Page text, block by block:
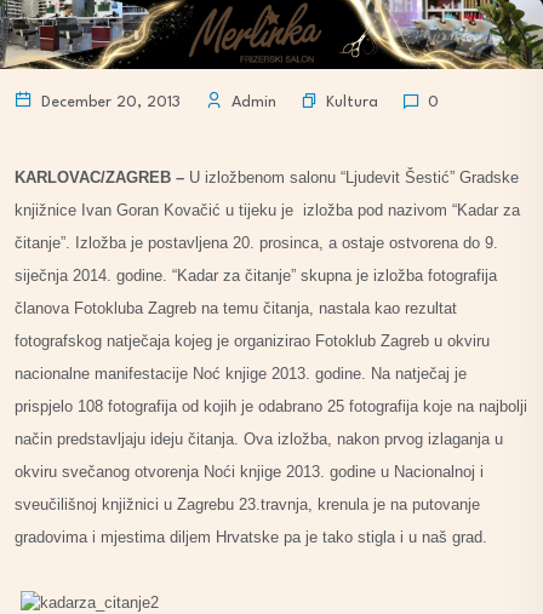
December 20, 2013 Admin Kultura 0
KARLOVAC/ZAGREB – U izložbenom salonu “Ljudevit Šestić” Gradske
knjižnice Ivan Goran Kovačić u tijeku je izložba pod nazivom “Kadar za
čitanje”. Izložba je postavljena 20. prosinca, a ostaje ostvorena do 9.
siječnja 2014. godine. “Kadar za čitanje” skupna je izložba fotografija
članova Fotokluba Zagreb na temu čitanja, nastala kao rezultat
fotografskog natječaja kojeg je organizirao Fotoklub Zagreb u okviru
nacionalne manifestacije Noć knjige 2013. godine. Na natječaj je
prispjelo 108 fotografija od kojih je odabrano 25 fotografija koje na najbolji
način predstavljaju ideju čitanja. Ova izložba, nakon prvog izlaganja u
okviru svečanog otvorenja Noći knjige 2013. godine u Nacionalnoj i
sveučilišnoj knjižnici u Zagrebu 23.travnja, krenula je na putovanje
gradovima i mjestima diljem Hrvatske pa je tako stigla i u naš grad.